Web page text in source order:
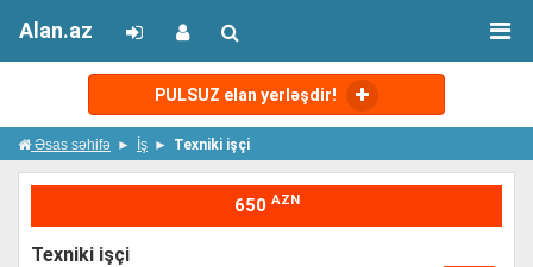
PULSUZ elan yerləşdir!
Alan.az
Əsas səhifə İş Texniki işçi
650 AZN
texniki işçi